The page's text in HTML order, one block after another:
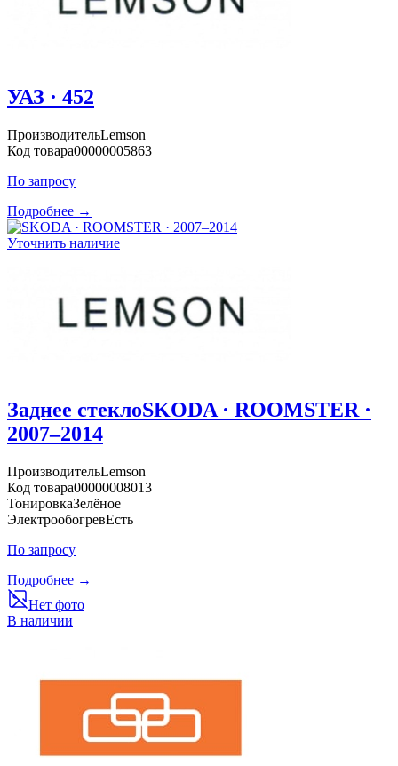
УАЗ · 452
ПроизводительLemson
Код товара00000005863
По запросу
Подробнее →
Уточнить наличие
Заднее стеклоSKODA · ROOMSTER ·
2007–2014
ПроизводительLemson
Код товара00000008013
ТонировкаЗелёное
ЭлектрообогревЕсть
По запросу
Подробнее →
Нет фото
В наличии